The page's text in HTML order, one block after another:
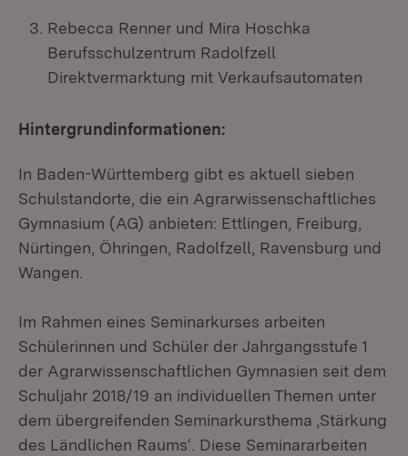
Rebecca Renner und Mira Hoschka
Berufsschulzentrum Radolfzell
Direktvermarktung mit Verkaufsautomaten
Hintergrundinformationen:
In Baden-Württemberg gibt es aktuell sieben
Schulstandorte, die ein Agrarwissenschaftliches
Gymnasium (AG) anbieten: Ettlingen, Freiburg,
Nürtingen, Öhringen, Radolfzell, Ravensburg und
Wangen.
Im Rahmen eines Seminarkurses arbeiten
Schülerinnen und Schüler der Jahrgangsstufe 1
der Agrarwissenschaftlichen Gymnasien seit dem
Schuljahr 2018/19 an individuellen Themen unter
dem übergreifenden Seminarkursthema ‚Stärkung
des Ländlichen Raums‘. Diese Seminararbeiten